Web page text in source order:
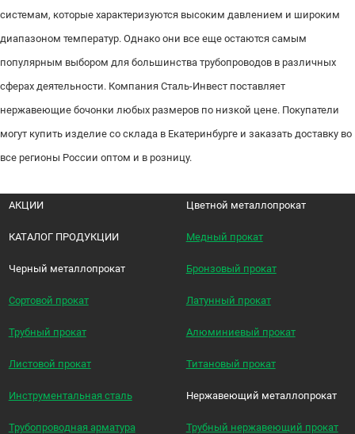
системам, которые характеризуются высоким давлением и широким
диапазоном температур. Однако они все еще остаются самым
популярным выбором для большинства трубопроводов в различных
сферах деятельности. Компания Сталь-Инвест поставляет
нержавеющие бочонки любых размеров по низкой цене. Покупатели
могут купить изделие со склада в Екатеринбурге и заказать доставку во
все регионы России оптом и в розницу.
АКЦИИ
КАТАЛОГ ПРОДУКЦИИ
Черный металлопрокат
Сортовой прокат
Трубный прокат
Листовой прокат
Инструментальная сталь
Трубопроводная арматура
Цветной металлопрокат
Медный прокат
Бронзовый прокат
Латунный прокат
Алюминиевый прокат
Титановый прокат
Нержавеющий металлопрокат
Трубный нержавеющий прокат